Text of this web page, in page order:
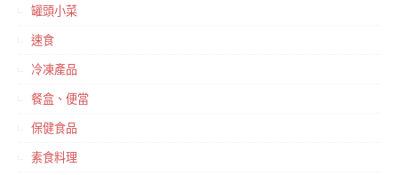
罐頭小菜
速食
冷凍產品
餐盒、便當
保健食品
素食料理